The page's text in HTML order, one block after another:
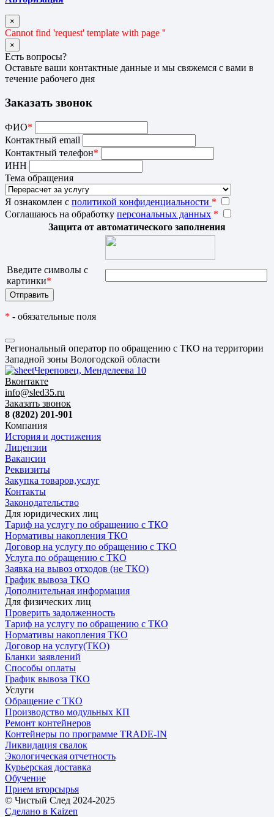
×
Cannot find 'request' template with page ''
×
Есть вопросы?
Оставьте ваши контактные данные и мы свяжемся с вами в
течение рабочего дня
Заказать звонок
ФИО*
Контактный email
Контактный телефон*
ИНН
Тема обращения
Я ознакомлен с политикой конфиденциальности *
Соглашаюсь на обработку персональных данных *
Защита от автоматического заполнения
Введите символы с
картинки*
* - обязательные поля
Региональный оператор по обращению с ТКО на территории
Западной зоны Вологодской области
Череповец, Менделеева 10
Вконтакте
info@sled35.ru
Заказать звонок
8 (8202) 201-901
Компания
История и достижения
Лицензии
Вакансии
Реквизиты
Закупка товаров,услуг
Контакты
Законодательство
Для юридических лиц
Тариф на услугу по обращению с ТКО
Нормативы накопления ТКО
Договор на услугу по обращению с ТКО
Услуга по обращению с ТКО
Заявка на вывоз отходов (не ТКО)
График вывоза ТКО
Дополнительная информация
Для физических лиц
Проверить задолженность
Тариф на услугу по обращению с ТКО
Нормативы накопления ТКО
Договор на услугу(ТКО)
Бланки заявлений
Способы оплаты
График вывоза ТКО
Услуги
Обращение с ТКО
Производство модульных КП
Ремонт контейнеров
Контейнеры по программе TRADE-IN
Ликвидация свалок
Экологическая отчетность
Курьерская доставка
Обучение
Прием вторсырья
© Чистый След 2024-2025
Сделано в Kaizen